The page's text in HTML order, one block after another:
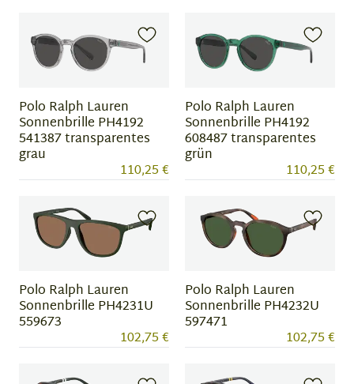
Polo Ralph Lauren
Sonnenbrille PH4192
541387 transparentes
grau
110,25 €
Polo Ralph Lauren
Sonnenbrille PH4192
608487 transparentes
grün
110,25 €
Polo Ralph Lauren
Sonnenbrille PH4231U
559673
102,75 €
Polo Ralph Lauren
Sonnenbrille PH4232U
597471
102,75 €